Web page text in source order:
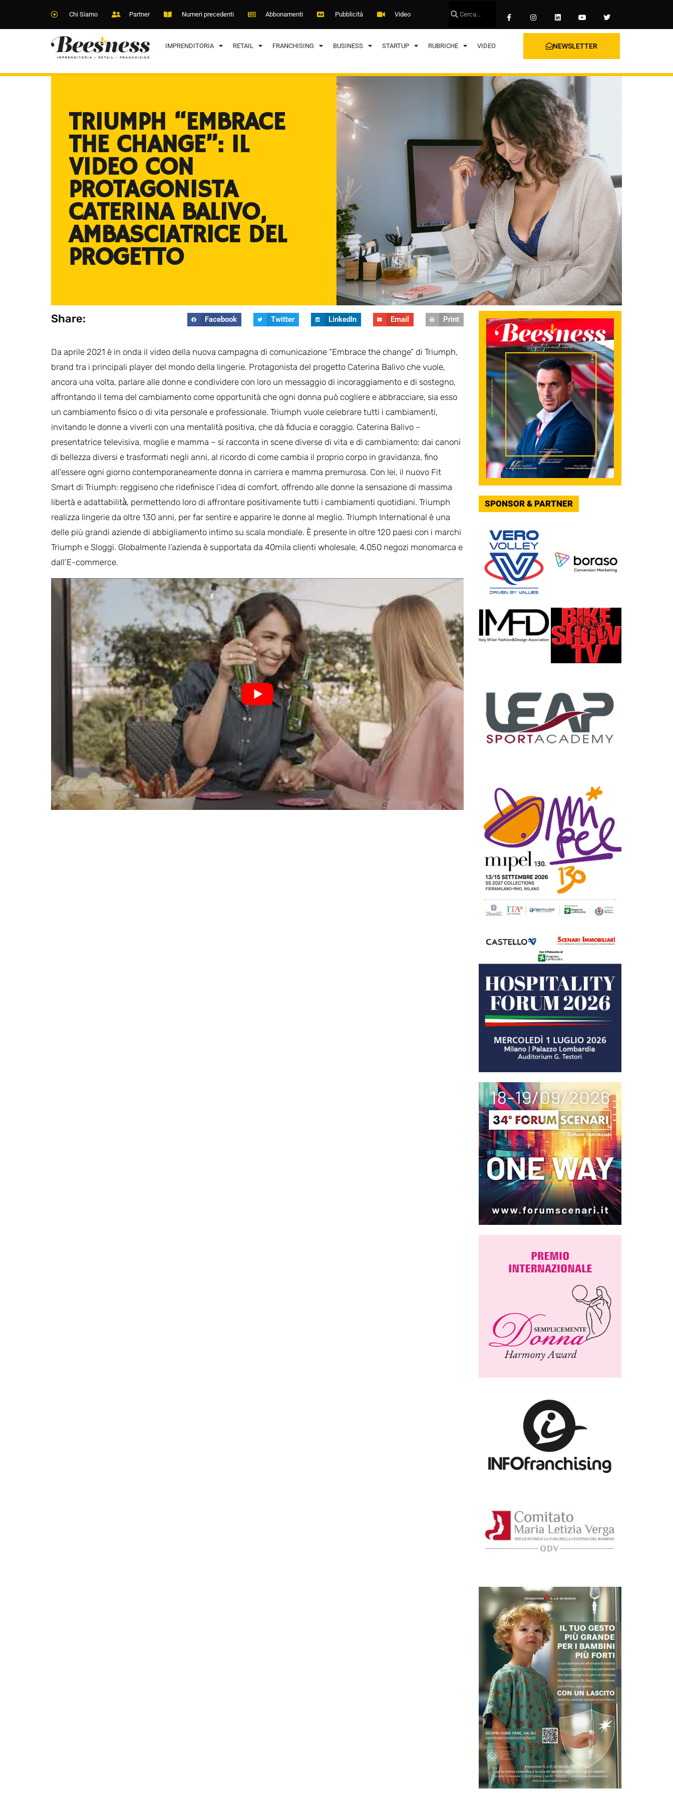
Chi Siamo Partner Numeri precedenti Abbonamenti Pubblicità Video
IMPRENDITORIA RETAIL FRANCHISING BUSINESS STARTUP RUBRICHE VIDEO NEWSLETTER
TRIUMPH “EMBRACE
THE CHANGE”: IL
VIDEO CON
PROTAGONISTA
CATERINA BALIVO,
AMBASCIATRICE DEL
PROGETTO
Share: Facebook Twitter LinkedIn Email Print
Da aprile 2021 è in onda il video della nuova campagna di comunicazione “Embrace the change” di Triumph,
brand tra i principali player del mondo della lingerie. Protagonista del progetto Caterina Balivo che vuole,
ancora una volta, parlare alle donne e condividere con loro un messaggio di incoraggiamento e di sostegno,
affrontando il tema del cambiamento come opportunità che ogni donna può cogliere e abbracciare, sia esso
un cambiamento fisico o di vita personale e professionale. Triumph vuole celebrare tutti i cambiamenti,
invitando le donne a viverli con una mentalità positiva, che dà fiducia e coraggio. Caterina Balivo –
presentatrice televisiva, moglie e mamma – si racconta in scene diverse di vita e di cambiamento: dai canoni
di bellezza diversi e trasformati negli anni, al ricordo di come cambia il proprio corpo in gravidanza, fino
all’essere ogni giorno contemporaneamente donna in carriera e mamma premurosa. Con lei, il nuovo Fit
Smart di Triumph: reggiseno che ridefinisce l’idea di comfort, offrendo alle donne la sensazione di massima
libertà e adattabilità̀, permettendo loro di affrontare positivamente tutti i cambiamenti quotidiani. Triumph
realizza lingerie da oltre 130 anni, per far sentire e apparire le donne al meglio. Triumph International è una
delle più grandi aziende di abbigliamento intimo su scala mondiale. È presente in oltre 120 paesi con i marchi
Triumph e Sloggi. Globalmente l’azienda è supportata da 40mila clienti wholesale, 4.050 negozi monomarca e
dall’E-commerce.
SPONSOR & PARTNER